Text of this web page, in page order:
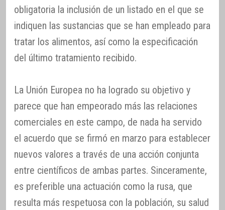
obligatoria la inclusión de un listado en el que se
indiquen las sustancias que se han empleado para
tratar los alimentos, así como la especificación
del último tratamiento recibido.
La Unión Europea no ha logrado su objetivo y
parece que han empeorado más las relaciones
comerciales en este campo, de nada ha servido
el acuerdo que se firmó en marzo para establecer
nuevos valores a través de una acción conjunta
entre científicos de ambas partes. Sinceramente,
es preferible una actuación como la rusa, que
resulta más respetuosa con la población, su salud